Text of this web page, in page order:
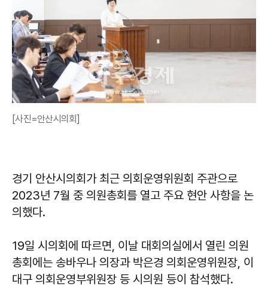
[사진=안산시의회]
경기 안산시의회가 최근 의회운영위원회 주관으로
2023년 7월 중 의원총회를 열고 주요 현안 사항을 논
의했다.
19일 시의회에 따르면, 이날 대회의실에서 열린 의원
총회에는 송바우나 의장과 박은경 의회운영위원장, 이
대구 의회운영부위원장 등 시의원 등이 참석했다.